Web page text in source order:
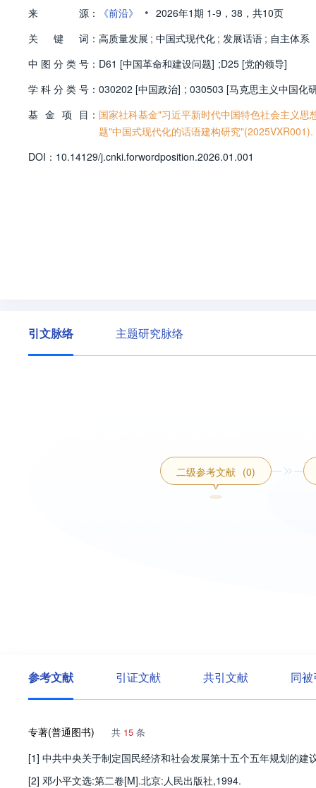
来
源： 《前沿》 • 2026年1期 1-9， 38， 共10页
关
键 词： 高质量发展 ; 中国式现代化 ; 发展话语 ; 自主体系
中 图 分 类 号： D61 [中国革命和建设问题] ;D25 [党的领导]
学 科 分 类 号： 030202 [中国政治] ; 030503 [马克思主义中国化
基 金 项 目： 国家社科基金"习近平新时代中国特色社会主义
题"中国式现代化的话语建构研究"(2025VXR001).
DOI： 10.14129/j.cnki.forwordposition.2026.01.001
引文脉络 主题研究脉络
二级参考文献 (0)
参考文献 引证文献 共引文献 同
专著(普通图书) 共 15 条
[1] 中共中央关于制定国民经济和社会发展第十五个五年规划的建
[2] 邓小平文选:第二卷[M].北京:人民出版社,1994.